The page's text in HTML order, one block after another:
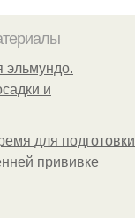
эльмундо.
и
для подготовки
прививке